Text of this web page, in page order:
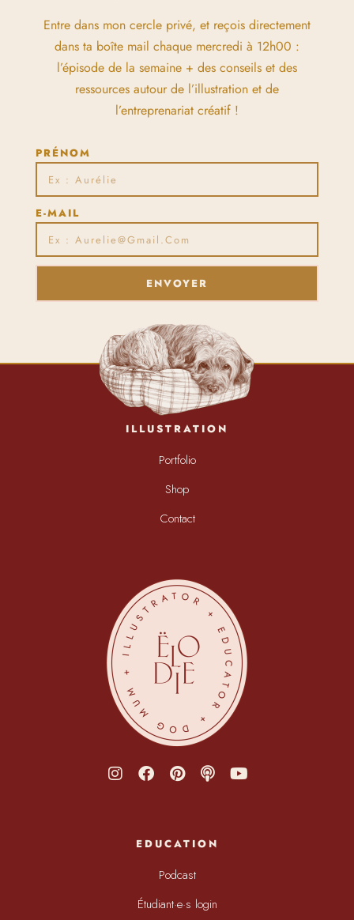
Entre dans mon cercle privé, et reçois directement
dans ta boîte mail chaque mercredi à 12h00 :
l’épisode de la semaine + des conseils et des
ressources autour de l’illustration et de
l’entreprenariat créatif !
PRÉNOM
E-MAIL
ENVOYER
ILLUSTRATION
Portfolio
Shop
Contact
EDUCATION
Podcast
Étudiant·e·s login